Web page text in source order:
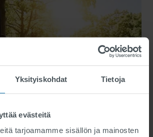
Yksityiskohdat Tietoja
evästeitä
tarjoamamme sisällön ja mainosten